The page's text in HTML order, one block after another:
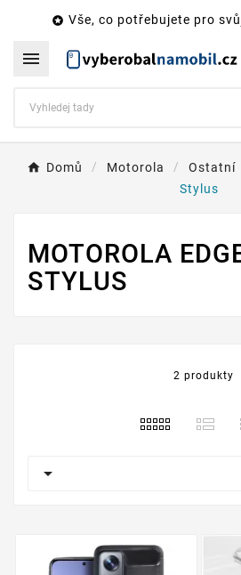
 Vše, co potřebujete pro

Domů Motorola Ostatní
Stylus
MOTOROLA
STYLUS
2 produkty
